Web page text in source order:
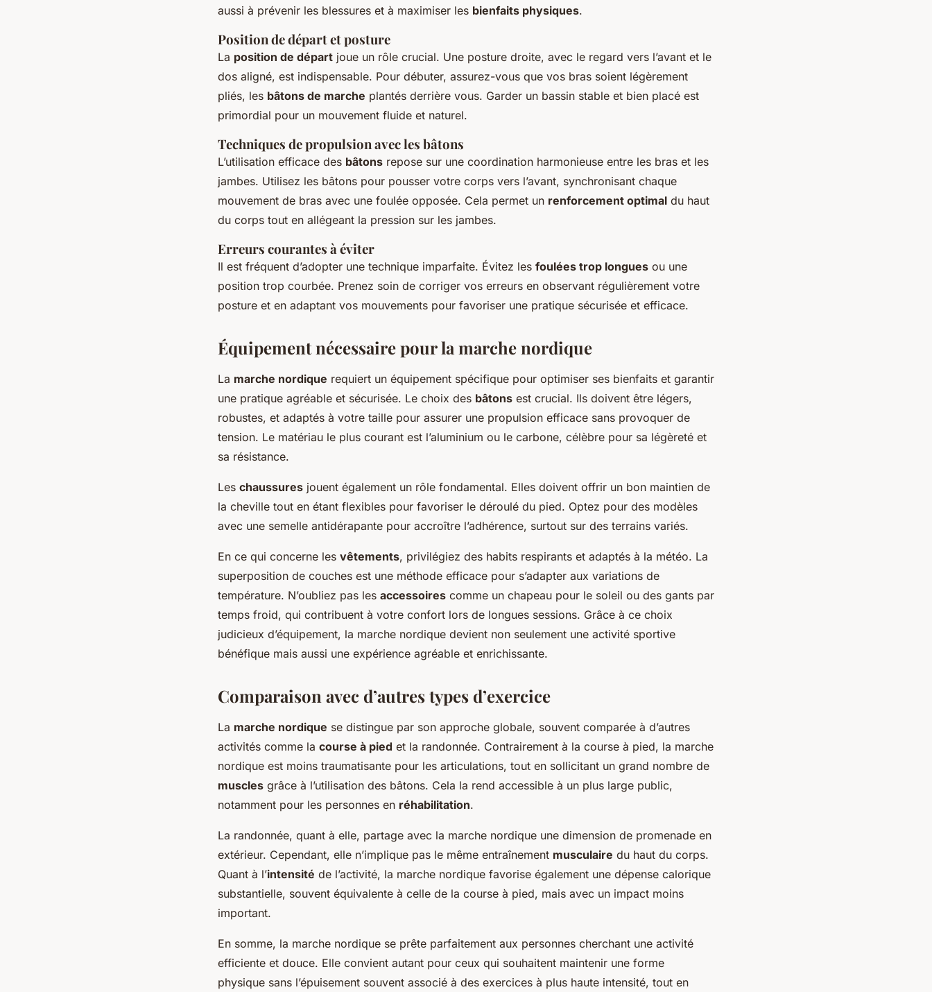
aussi à prévenir les blessures et à maximiser les bienfaits physiques.
Position de départ et posture
La position de départ joue un rôle crucial. Une posture droite, avec le regard vers l’avant et le
dos aligné, est indispensable. Pour débuter, assurez-vous que vos bras soient légèrement
pliés, les bâtons de marche plantés derrière vous. Garder un bassin stable et bien placé est
primordial pour un mouvement fluide et naturel.
Techniques de propulsion avec les bâtons
L’utilisation efficace des bâtons repose sur une coordination harmonieuse entre les bras et les
jambes. Utilisez les bâtons pour pousser votre corps vers l’avant, synchronisant chaque
mouvement de bras avec une foulée opposée. Cela permet un renforcement optimal du haut
du corps tout en allégeant la pression sur les jambes.
Erreurs courantes à éviter
Il est fréquent d’adopter une technique imparfaite. Évitez les foulées trop longues ou une
position trop courbée. Prenez soin de corriger vos erreurs en observant régulièrement votre
posture et en adaptant vos mouvements pour favoriser une pratique sécurisée et efficace.
Équipement nécessaire pour la marche nordique
La marche nordique requiert un équipement spécifique pour optimiser ses bienfaits et garantir
une pratique agréable et sécurisée. Le choix des bâtons est crucial. Ils doivent être légers,
robustes, et adaptés à votre taille pour assurer une propulsion efficace sans provoquer de
tension. Le matériau le plus courant est l’aluminium ou le carbone, célèbre pour sa légèreté et
sa résistance.
Les chaussures jouent également un rôle fondamental. Elles doivent offrir un bon maintien de
la cheville tout en étant flexibles pour favoriser le déroulé du pied. Optez pour des modèles
avec une semelle antidérapante pour accroître l’adhérence, surtout sur des terrains variés.
En ce qui concerne les vêtements, privilégiez des habits respirants et adaptés à la météo. La
superposition de couches est une méthode efficace pour s’adapter aux variations de
température. N’oubliez pas les accessoires comme un chapeau pour le soleil ou des gants par
temps froid, qui contribuent à votre confort lors de longues sessions. Grâce à ce choix
judicieux d’équipement, la marche nordique devient non seulement une activité sportive
bénéfique mais aussi une expérience agréable et enrichissante.
Comparaison avec d’autres types d’exercice
La marche nordique se distingue par son approche globale, souvent comparée à d’autres
activités comme la course à pied et la randonnée. Contrairement à la course à pied, la marche
nordique est moins traumatisante pour les articulations, tout en sollicitant un grand nombre de
muscles grâce à l’utilisation des bâtons. Cela la rend accessible à un plus large public,
notamment pour les personnes en réhabilitation.
La randonnée, quant à elle, partage avec la marche nordique une dimension de promenade en
extérieur. Cependant, elle n’implique pas le même entraînement musculaire du haut du corps.
Quant à l’intensité de l’activité, la marche nordique favorise également une dépense calorique
substantielle, souvent équivalente à celle de la course à pied, mais avec un impact moins
important.
En somme, la marche nordique se prête parfaitement aux personnes cherchant une activité
efficiente et douce. Elle convient autant pour ceux qui souhaitent maintenir une forme
physique sans l’épuisement souvent associé à des exercices à plus haute intensité, tout en